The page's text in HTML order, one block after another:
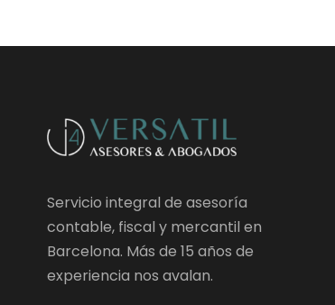
Servicio integral de asesoría
contable, fiscal y mercantil en
Barcelona. Más de 15 años de
experiencia nos avalan.